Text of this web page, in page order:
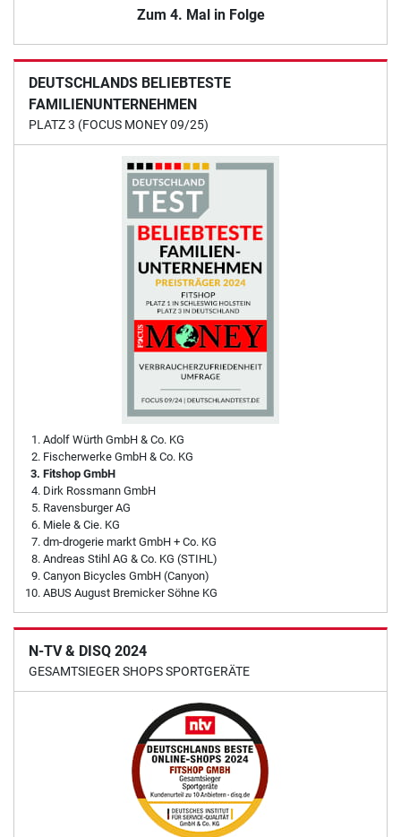
Zum 4. Mal in Folge
DEUTSCHLANDS BELIEBTESTE
FAMILIENUNTERNEHMEN
PLATZ 3 (FOCUS MONEY 09/25)
Adolf Würth GmbH & Co. KG
Fischerwerke GmbH & Co. KG
Fitshop GmbH
Dirk Rossmann GmbH
Ravensburger AG
Miele & Cie. KG
dm-drogerie markt GmbH + Co. KG
Andreas Stihl AG & Co. KG (STIHL)
Canyon Bicycles GmbH (Canyon)
ABUS August Bremicker Söhne KG
N-TV & DISQ 2024
GESAMTSIEGER SHOPS SPORTGERÄTE